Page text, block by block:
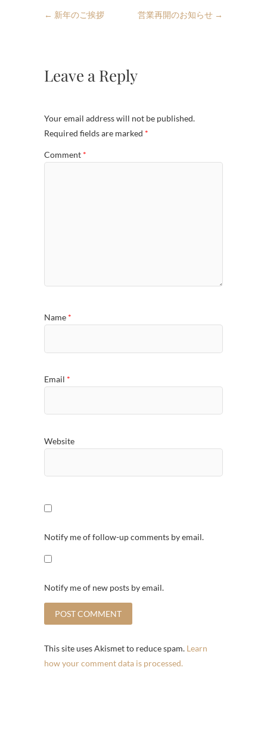
← 新年のご挨拶 営業再開のお知らせ →
Leave a Reply
Your email address will not be published.
Required fields are marked *
Comment *
Name *
Email *
Website
Notify me of follow-up comments by email.
Notify me of new posts by email.
This site uses Akismet to reduce spam. Learn
how your comment data is processed.